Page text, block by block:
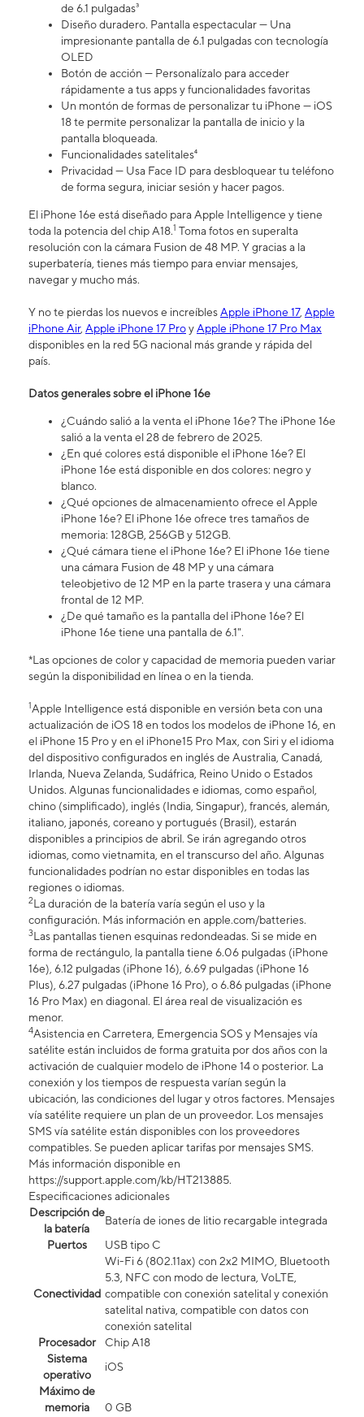
de 6.1 pulgadas³
Diseño duradero. Pantalla espectacular — Una
impresionante pantalla de 6.1 pulgadas con tecnología
OLED
Botón de acción — Personalízalo para acceder
rápidamente a tus apps y funcionalidades favoritas
Un montón de formas de personalizar tu iPhone — iOS
18 te permite personalizar la pantalla de inicio y la
pantalla bloqueada.
Funcionalidades satelitales⁴
Privacidad — Usa Face ID para desbloquear tu teléfono
de forma segura, iniciar sesión y hacer pagos.
El iPhone 16e está diseñado para Apple Intelligence y tiene
toda la potencia del chip A18.1 Toma fotos en superalta
resolución con la cámara Fusion de 48 MP. Y gracias a la
superbatería, tienes más tiempo para enviar mensajes,
navegar y mucho más.
Y no te pierdas los nuevos e increíblesApple iPhone 17, Apple
iPhone Air, Apple iPhone 17 ProyApple iPhone 17 Pro Max
disponibles en la red 5G nacional más grande y rápida del
país.
Datos generales sobre el iPhone 16​​​​​​​e
¿Cuándo salió a la venta el iPhone 16​​​​​​​e? The iPhone 16e
salió a la venta el 28 de febrero de 2025.
¿En qué colores está disponible el iPhone 16e? El
iPhone 16e está disponible en dos colores: negro y
blanco.
¿Qué opciones de almacenamiento ofrece el Apple
iPhone 16e? El iPhone 16e ofrece tres tamaños de
memoria: 128GB, 256GB y 512GB.
¿Qué cámara tiene el iPhone 16e? El iPhone 16e tiene
una cámara Fusion de 48 MP y una cámara
teleobjetivo de 12 MP en la parte trasera y una cámara
frontal de 12 MP.
¿De qué tamaño es la pantalla del iPhone 16e? El
iPhone 16e tiene una pantalla de 6.1".
*Las opciones de color y capacidad de memoria pueden variar
según la disponibilidad en línea o en la tienda.
1Apple Intelligence está disponible en versión beta con una
actualización de iOS 18 en todos los modelos de iPhone 16, en
el iPhone 15 Pro y en el iPhone15 Pro Max, con Siri y el idioma
del dispositivo configurados en inglés de Australia, Canadá,
Irlanda, Nueva Zelanda, Sudáfrica, Reino Unido o Estados
Unidos. Algunas funcionalidades e idiomas, como español,
chino (simplificado), inglés (India, Singapur), francés, alemán,
italiano, japonés, coreano y portugués (Brasil), estarán
disponibles a principios de abril. Se irán agregando otros
idiomas, como vietnamita, en el transcurso del año. Algunas
funcionalidades podrían no estar disponibles en todas las
regiones o idiomas.
2La duración de la batería varía según el uso y la
configuración. Más información en apple.com/batteries.
3Las pantallas tienen esquinas redondeadas. Si se mide en
forma de rectángulo, la pantalla tiene 6.06 pulgadas (iPhone
16e), 6.12 pulgadas (iPhone 16), 6.69 pulgadas (iPhone 16
Plus), 6.27 pulgadas (iPhone 16 Pro), o 6.86 pulgadas (iPhone
16 Pro Max) en diagonal. El área real de visualización es
menor.
4Asistencia en Carretera, Emergencia SOS y Mensajes vía
satélite están incluidos de forma gratuita por dos años con la
activación de cualquier modelo de iPhone 14 o posterior. La
conexión y los tiempos de respuesta varían según la
ubicación, las condiciones del lugar y otros factores. Mensajes
vía satélite requiere un plan de un proveedor. Los mensajes
SMS vía satélite están disponibles con los proveedores
compatibles. Se pueden aplicar tarifas por mensajes SMS.
Más información disponible en
https://support.apple.com/kb/HT213885.
Especificaciones adicionales
Descripción de
la batería
Batería de iones de litio recargable integrada
Puertos
USB tipo C
Conectividad
Wi-Fi 6 (802.11ax) con 2x2 MIMO, Bluetooth
5.3, NFC con modo de lectura, VoLTE,
compatible con conexión satelital y conexión
satelital nativa, compatible con datos con
conexión satelital​​​​​​​
Procesador
Chip A18
Sistema
operativo
iOS
Máximo de
memoria
0 GB